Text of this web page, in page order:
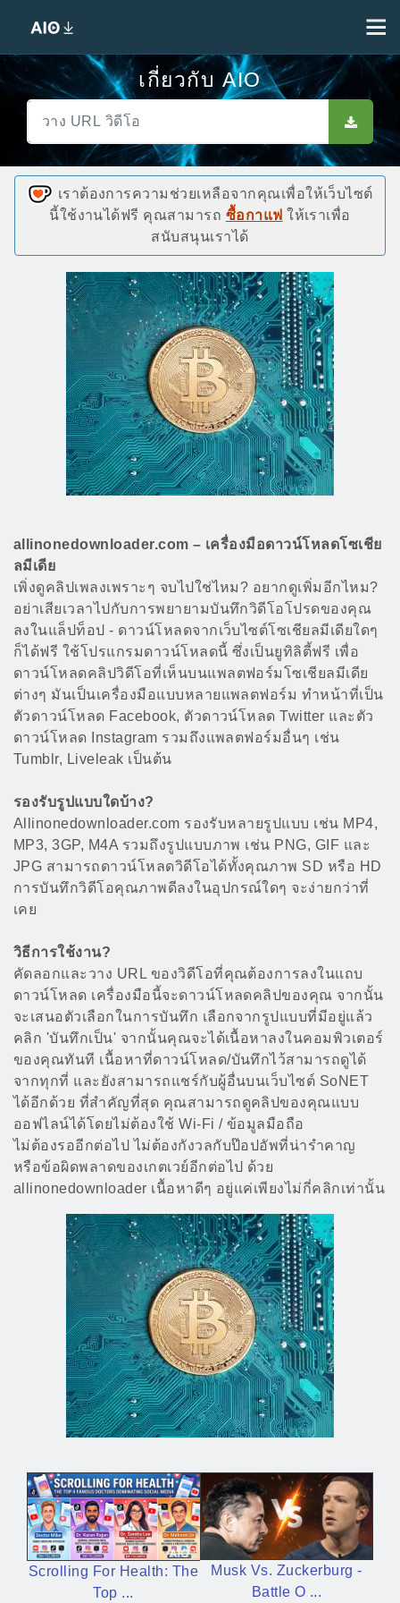
เกี่ยวกับ AIO
เราต้องการความช่วยเหลือจากคุณเพื่อให้เว็บไซต์
นี้ใช้งานได้ฟรี คุณสามารถ ซื้อกาแฟ ให้เราเพื่อ
สนับสนุนเราได้
allinonedownloader.com – เครื่องมือดาวน์โหลดโซเชีย
ลมีเดีย
เพิ่งดูคลิปเพลงเพราะๆ จบไปใช่ไหม? อยากดูเพิ่มอีกไหม?
อย่าเสียเวลาไปกับการพยายามบันทึกวิดีโอโปรดของคุณ
ลงในแล็ปท็อป - ดาวน์โหลดจากเว็บไซต์โซเชียลมีเดียใดๆ
ก็ได้ฟรี ใช้โปรแกรมดาวน์โหลดนี้ ซึ่งเป็นยูทิลิตี้ฟรี เพื่อ
ดาวน์โหลดคลิปวิดีโอที่เห็นบนแพลตฟอร์มโซเชียลมีเดีย
ต่างๆ มันเป็นเครื่องมือแบบหลายแพลตฟอร์ม ทำหน้าที่เป็น
ตัวดาวน์โหลด Facebook, ตัวดาวน์โหลด Twitter และตัว
ดาวน์โหลด Instagram รวมถึงแพลตฟอร์มอื่นๆ เช่น
Tumblr, Liveleak เป็นต้น
รองรับรูปแบบใดบ้าง?
Allinonedownloader.com รองรับหลายรูปแบบ เช่น MP4,
MP3, 3GP, M4A รวมถึงรูปแบบภาพ เช่น PNG, GIF และ
JPG สามารถดาวน์โหลดวิดีโอได้ทั้งคุณภาพ SD หรือ HD
การบันทึกวิดีโอคุณภาพดีลงในอุปกรณ์ใดๆ จะง่ายกว่าที่
เคย
วิธีการใช้งาน?
คัดลอกและวาง URL ของวิดีโอที่คุณต้องการลงในแถบ
ดาวน์โหลด เครื่องมือนี้จะดาวน์โหลดคลิปของคุณ จากนั้น
จะเสนอตัวเลือกในการบันทึก เลือกจากรูปแบบที่มีอยู่แล้ว
คลิก 'บันทึกเป็น' จากนั้นคุณจะได้เนื้อหาลงในคอมพิวเตอร์
ของคุณทันที เนื้อหาที่ดาวน์โหลด/บันทึกไว้สามารถดูได้
จากทุกที่ และยังสามารถแชร์กับผู้อื่นบนเว็บไซต์ SoNET
ได้อีกด้วย ที่สำคัญที่สุด คุณสามารถดูคลิปของคุณแบบ
ออฟไลน์ได้โดยไม่ต้องใช้ Wi-Fi / ข้อมูลมือถือ
ไม่ต้องรออีกต่อไป ไม่ต้องกังวลกับป๊อปอัพที่น่ารำคาญ
หรือข้อผิดพลาดของเกตเวย์อีกต่อไป ด้วย
allinonedownloader เนื้อหาดีๆ อยู่แค่เพียงไม่กี่คลิกเท่านั้น
Scrolling For Health: The
Top ...
Musk Vs. Zuckerburg -
Battle O ...